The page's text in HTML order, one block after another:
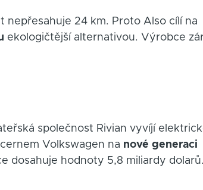
nepřesahuje 24 km. Proto Also cílí na
ekologičtější alternativou. Výrobce
společnost Rivian vyvíjí
Volkswagen na nové generaci
dosahuje hodnoty 5,8 miliardy dolarů.